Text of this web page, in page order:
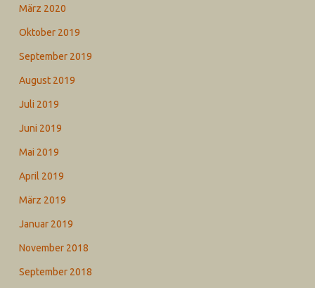
März 2020
Oktober 2019
September 2019
August 2019
Juli 2019
Juni 2019
Mai 2019
April 2019
März 2019
Januar 2019
November 2018
September 2018